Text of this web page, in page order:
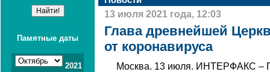
Памятные даты
2021
13 июля 2021 года, 12:03
Глава древнейшей
от коронавируса
Москва. 13 июля. ИНТЕРФАКС –